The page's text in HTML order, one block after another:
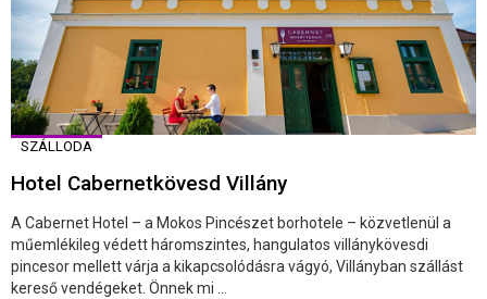
SZÁLLODA
Hotel Cabernetkövesd Villány
A Cabernet Hotel – a Mokos Pincészet borhotele – közvetlenül a
műemlékileg védett háromszintes, hangulatos villánykövesdi
pincesor mellett várja a kikapcsolódásra vágyó, Villányban szállást
kereső vendégeket. Önnek mi ...